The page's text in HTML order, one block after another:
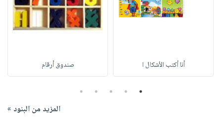
أنا أكتب الأشكال ا صندوق أرقام
1
2
3
4
5
المزيد من البنود »